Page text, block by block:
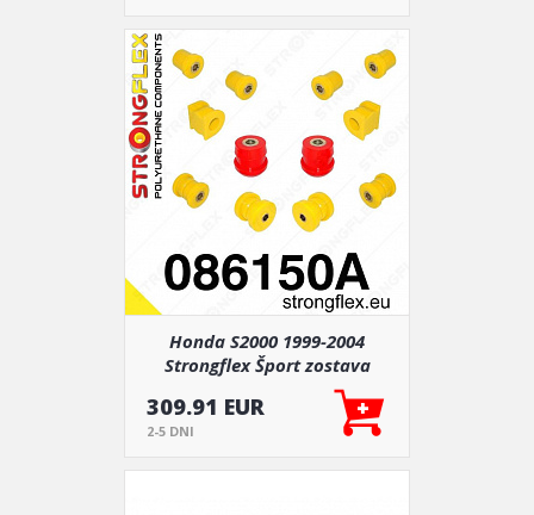
Honda S2000 1999-2004
Strongflex Šport zostava
silentblokov len pre prednú
nápravu 12 ks
309.91 EUR
2-5 DNI